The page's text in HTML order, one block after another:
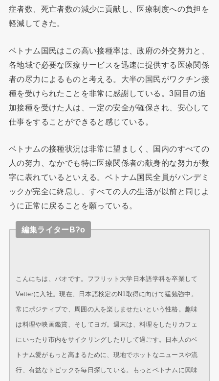
症者数、死亡者数の減少に貢献し、医療制度への負担を
軽減してきた。
ベトナム国民はこの高い接種率は、政府の外交努力と、
各地域で必要な医療サービスを迅速に提供する医療関係
者の尽力によるものと考える。大半の国民がワクチン接
種を受けられたことを非常に感謝している。3回目の追
加接種を受けた人は、一定の安全が確保され、安心して
仕事をすることができると感じている。
ベトナムの接種状況は非常に望ましく、国内のすべての
人の努力、なかでも特に医療関係者の献身的な努力が数
字に表れているといえる。ベトナム国民全員がパンデミ
ックが完全に終息し、すべての人の生活が以前と同じよ
うに正常に戻ることを願っている。
編集ライターB?o
こんにちは、バオです。フフリット大学日本語学科を卒業して
Vetterに入社。現在、日本語検定のN1取得に向けて猛勉強中。
常にポジティブで、周囲の人を楽しませたいという性格。趣味
は料理や映画鑑賞、そしてヨガ。週末は、料理をしたりカフェ
にいったり市内をサイクリングしたりして過ごす。日本人のベ
トナム愛がもっと高まるために、現地でホットなニュースや流
行、有益なトピックを毎日探している。もっとベトナムに興味